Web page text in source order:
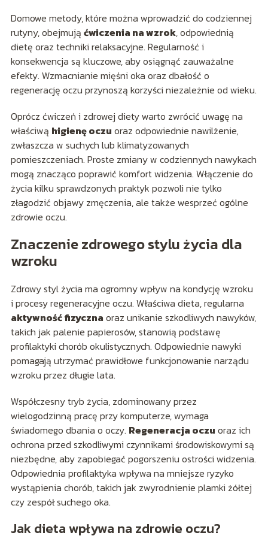
Domowe metody, które można wprowadzić do codziennej
rutyny, obejmują ćwiczenia na wzrok, odpowiednią
dietę oraz techniki relaksacyjne. Regularność i
konsekwencja są kluczowe, aby osiągnąć zauważalne
efekty. Wzmacnianie mięśni oka oraz dbałość o
regenerację oczu przynoszą korzyści niezależnie od wieku.
Oprócz ćwiczeń i zdrowej diety warto zwrócić uwagę na
właściwą higienę oczu oraz odpowiednie nawilżenie,
zwłaszcza w suchych lub klimatyzowanych
pomieszczeniach. Proste zmiany w codziennych nawykach
mogą znacząco poprawić komfort widzenia. Włączenie do
życia kilku sprawdzonych praktyk pozwoli nie tylko
złagodzić objawy zmęczenia, ale także wesprzeć ogólne
zdrowie oczu.
Znaczenie zdrowego stylu życia dla
wzroku
Zdrowy styl życia ma ogromny wpływ na kondycję wzroku
i procesy regeneracyjne oczu. Właściwa dieta, regularna
aktywność fizyczna oraz unikanie szkodliwych nawyków,
takich jak palenie papierosów, stanowią podstawę
profilaktyki chorób okulistycznych. Odpowiednie nawyki
pomagają utrzymać prawidłowe funkcjonowanie narządu
wzroku przez długie lata.
Współczesny tryb życia, zdominowany przez
wielogodzinną pracę przy komputerze, wymaga
świadomego dbania o oczy. Regeneracja oczu oraz ich
ochrona przed szkodliwymi czynnikami środowiskowymi są
niezbędne, aby zapobiegać pogorszeniu ostrości widzenia.
Odpowiednia profilaktyka wpływa na mniejsze ryzyko
wystąpienia chorób, takich jak zwyrodnienie plamki żółtej
czy zespół suchego oka.
Jak dieta wpływa na zdrowie oczu?